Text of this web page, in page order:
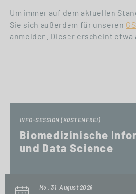
Um immer auf dem aktuellen
Sie sich außerdem für unseren
anmelden. Dieser erscheint etwa
INFO-SESSION (KOSTENFREI)
Biomedizinische
und Data Science
Mo., 31. August 2026